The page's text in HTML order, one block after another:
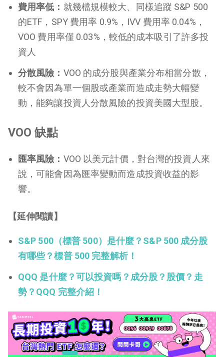
費用率低： 就幾檔規模較大、同樣追蹤 S&P 500
的ETF，SPY 費用率 0.9%，IVV 費用率 0.04%，
VOO 費用率僅 0.03%，較低的成本吸引了許多投
資人
分散風險： VOO 的成分股與產業分布相當分散，
較不會因為單一個股或產業而造成走勢大幅變
動，能夠讓投資人分散風險的投資美國大型股。
VOO 缺點
匯率風險： VOO 以美元計價，對台灣的投資人來
說，可能會因為匯率變動而造成投資收益的影
響。
【延伸閱讀】
S&P 500（標普 500）是什麼？S&P 500 成分股
有哪些？標普 500 完整解析！
QQQ 是什麼？可以投資嗎？成分股？股價？走
勢？QQQ 完整介紹！